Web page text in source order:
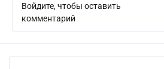
Войдите, чтобы оставить
комментарий